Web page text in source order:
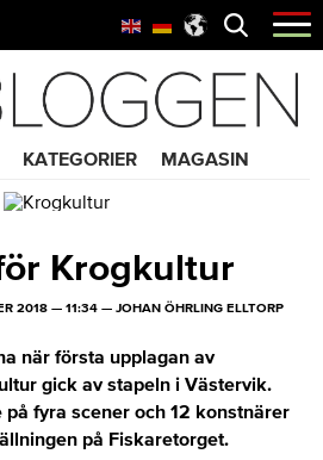
Öppna
menyn
KATEGORIER MAGASIN
Krogkultur
2018— 11:34— JOHAN ÖHRLING ELLTORP
när första upplagan av
gick av stapeln i Västervik.
på fyra scener och 12 konstnärer
på Fiskaretorget.